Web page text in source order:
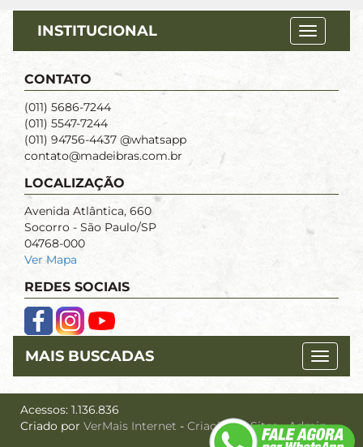
INSTITUCIONAL
CONTATO
(011) 5686-7244
(011) 5547-7244
(011) 94756-4437 @whatsapp
contato@madeibras.com.br
LOCALIZAÇÃO
Avenida Atlântica, 660
Socorro - São Paulo/SP
04768-000
Ver Mapa
REDES SOCIAIS
MAIS BUSCADAS
Acessos: 1.136.836
Criado por VerMais Internet - Criação de Sites-Admin